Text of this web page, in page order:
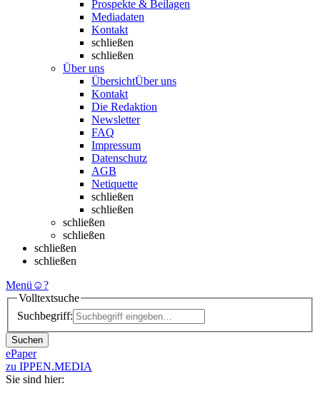
Prospekte & Beilagen
Mediadaten
Kontakt
schließen
schließen
Über uns
ÜbersichtÜber uns
Kontakt
Die Redaktion
Newsletter
FAQ
Impressum
Datenschutz
AGB
Netiquette
schließen
schließen
schließen
schließen
schließen
schließen
Menü ☺?
Volltextsuche
Suchbegriff:
Suchen
ePaper
zu IPPEN.MEDIA
Sie sind hier: